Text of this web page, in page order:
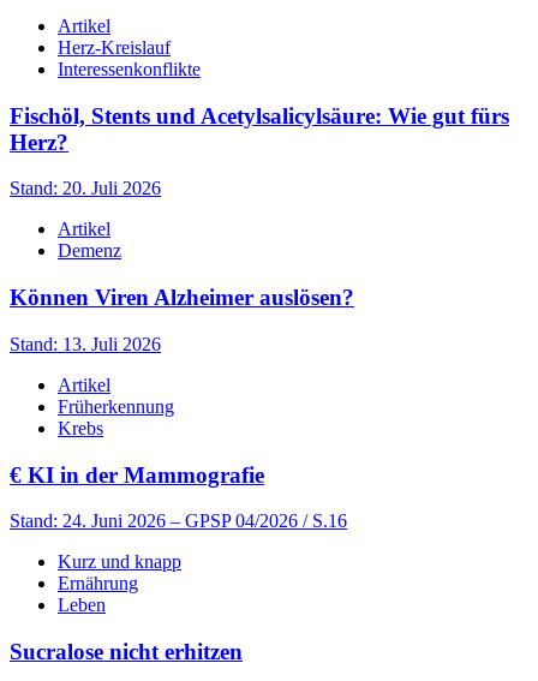
Artikel
Herz-Kreislauf
Interessenkonflikte
Fischöl, Stents und Acetylsalicylsäure: Wie gut fürs
Herz?
Stand: 20. Juli 2026
Artikel
Demenz
Können Viren Alzheimer auslösen?
Stand: 13. Juli 2026
Artikel
Früherkennung
Krebs
€ KI in der Mammografie
Stand: 24. Juni 2026 – GPSP 04/2026 / S.16
Kurz und knapp
Ernährung
Leben
Sucralose nicht erhitzen